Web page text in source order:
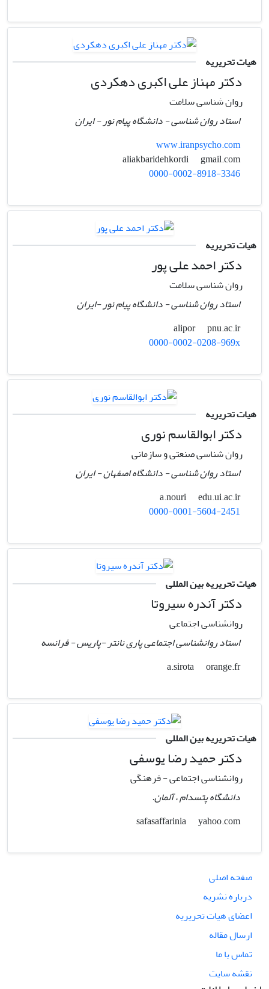
هیات تحریریه
دکتر مهناز علی اکبری دهکردی
روان شناسی سلامت
استاد روان شناسی - دانشگاه پیام نور - ایران
www.iranpsycho.com
gmail.com
0000-0002-8918-3346
هیات تحریریه
دکتر احمد علی پور
روان شناسی سلامت
استاد روان شناسی - دانشگاه پیام نور -ایران
alipor
pnu.ac.ir
0000-0002-0208-969x
هیات تحریریه
دکتر ابوالقاسم نوری
روان شناسی صنعتی و سازمانی
استاد روان شناسی - دانشگاه اصفهان - ایران
a.nouri
edu.ui.ac.ir
0000-0001-5604-2451
هیات تحریریه بین المللی
دکتر آندره سیروتا
روانشناسی اجتماعی
استاد روانشناسی اجتماعی پاری نانتر -پاریس - فرانسه
a.sirota
orange.fr
هیات تحریریه بین المللی
دکتر حمید رضا یوسفی
روانشناسی اجتماعی - فرهنگی
دانشگاه پتسدام ، آلمان.
yahoo.com
صفحه اصلی
درباره نشریه
اعضای هیات تحریریه
ارسال مقاله
تماس با ما
نقشه سایت